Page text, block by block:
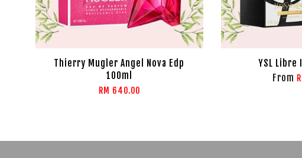
Thierry Mugler Angel Nova Edp
100ml
RM 640.00
YSL Libre
From